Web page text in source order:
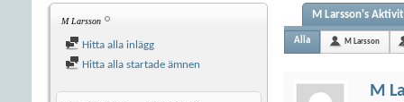
M Larsson
Hitta alla inlägg
Hitta alla startade ämnen
M Larsson's
Alla M Larsson
M